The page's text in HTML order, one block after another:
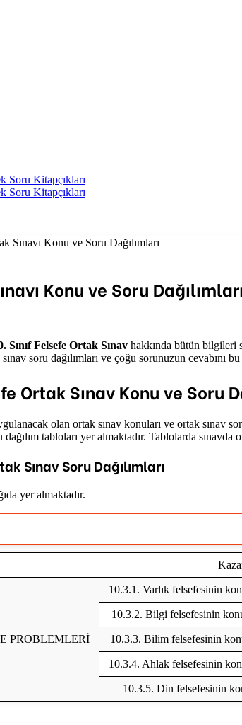
Soru Kitapçıkları
Soru Kitapçıkları
Sınavı Konu ve Soru Dağılımları
Konu ve Soru Dağılımları
Sınıf Felsefe Ortak Sınav hakkında bütün bilgileri
soru dağılımları ve çoğu sorunuzun cevabını
Ortak Sınav Konu ve Soru
olan ortak sınav konuları ve ortak sınav
tabloları yer almaktadır. Tablolarda
Sınav Soru Dağılımları
yer almaktadır.
PROBLEMLERİ
10.3.1. Varlık felsefesinin
10.3.2. Bilgi felsefesinin
10.3.3. Bilim felsefesinin
10.3.4. Ahlak felsefesinin
10.3.5. Din felsefesinin